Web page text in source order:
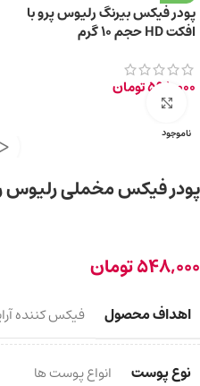
پودر فیکس بیرنگ رلیوس پرو با
افکت HD حجم 10 گرم
598,000تومان
ناموجود
برای بزرگ‌نمایی کلیک کنید
پودر فیکس مخملی رلیوس رنگ
548,000تومان
اهداف محصول فیکس کننده
نوع پوست انواع پوست ها